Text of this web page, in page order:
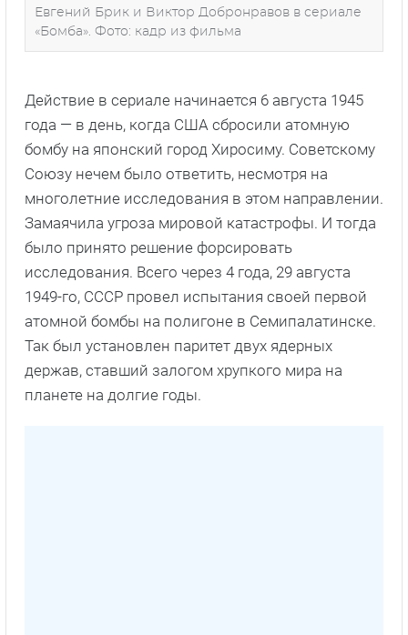
Евгений Брик и Виктор Добронравов в сериале
«Бомба». Фото: кадр из фильма
Действие в сериале начинается 6 августа 1945
года — в день, когда США сбросили атомную
бомбу на японский город Хиросиму. Советскому
Союзу нечем было ответить, несмотря на
многолетние исследования в этом направлении.
Замаячила угроза мировой катастрофы. И тогда
было принято решение форсировать
исследования. Всего через 4 года, 29 августа
1949-го, СССР провел испытания своей первой
атомной бомбы на полигоне в Семипалатинске.
Так был установлен паритет двух ядерных
держав, ставший залогом хрупкого мира на
планете на долгие годы.